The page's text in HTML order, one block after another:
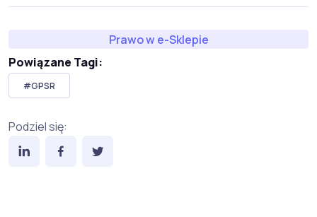
Prawo w e-Sklepie
Powiązane Tagi:
#GPSR
Podziel się: